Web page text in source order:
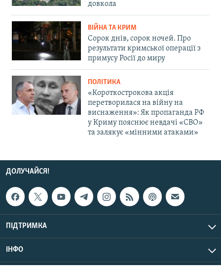
довкола
ВІЙНА ТА КРИМ
Сорок днів, сорок ночей. Про
результати кримської операції з
примусу Росії до миру
ПОЛІТИКА
«Короткострокова акція
перетворилася на війну на
виснаження»: Як пропаганда РФ
у Криму пояснює невдачі «СВО»
та залякує «мінними атаками»
ДОЛУЧАЙСЯ!
ПІДТРИМКА
ІНФО